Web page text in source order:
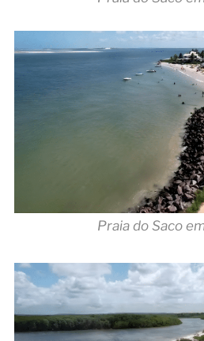
Praia do Saco